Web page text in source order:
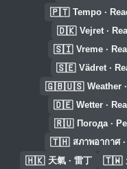
🇵🇹 Tempo ·
🇩🇰 Vejret ·
🇸🇮 Vreme ·
🇸🇪 Vädret ·
🇬🇧🇺🇸 Weather
🇩🇪 Wetter ·
🇷🇺 Погода ·
🇹🇭 สภาพอากาศ
🇭🇰 天氣 · 雷丁 🇹🇼